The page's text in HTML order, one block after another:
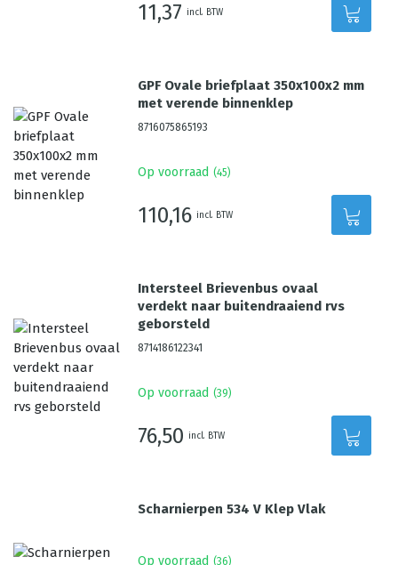
11,37 incl. BTW
GPF Ovale briefplaat 350x100x2 mm
met verende binnenklep
8716075865193
Op voorraad (45)
110,16 incl. BTW
Intersteel Brievenbus ovaal
verdekt naar buitendraaiend rvs
geborsteld
8714186122341
Op voorraad (39)
76,50 incl. BTW
Scharnierpen 534 V Klep Vlak
Op voorraad (36)